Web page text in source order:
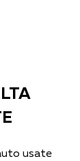
usate